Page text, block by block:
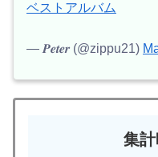
ベストアルバム
— 𝑷𝒆𝒕𝒆𝒓 (@zippu21)
集